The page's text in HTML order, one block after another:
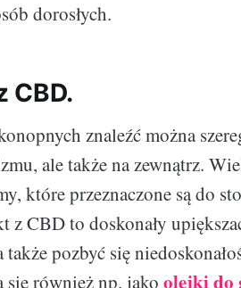
dorosłych.
CBD.
znaleźć można
ale także na zewnątrz.
które przeznaczone są do
z CBD to doskonały
także pozbyć się
się również np. jako olejki do